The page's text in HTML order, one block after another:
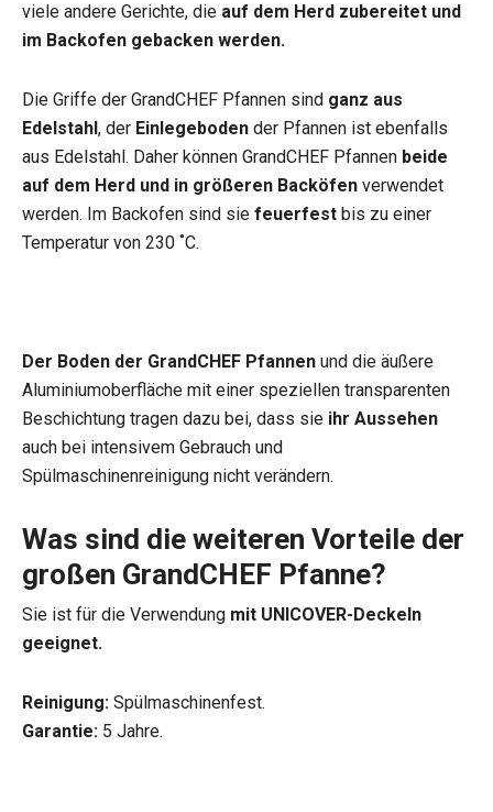
viele andere Gerichte, die auf dem Herd zubereitet und
im Backofen gebacken werden.
Die Griffe der GrandCHEF Pfannen sind ganz aus
Edelstahl, der Einlegeboden der Pfannen ist ebenfalls
aus Edelstahl. Daher können GrandCHEF Pfannen beide
auf dem Herd und in größeren Backöfen verwendet
werden. Im Backofen sind sie feuerfest bis zu einer
Temperatur von 230 ˚C.
Der Boden der GrandCHEF Pfannen und die äußere
Aluminiumoberfläche mit einer speziellen transparenten
Beschichtung tragen dazu bei, dass sie ihr Aussehen
auch bei intensivem Gebrauch und
Spülmaschinenreinigung nicht verändern.
Was sind die weiteren Vorteile der
großen GrandCHEF Pfanne?
Sie ist für die Verwendung mit UNICOVER-Deckeln
geeignet.
Reinigung: Spülmaschinenfest.
Garantie: 5 Jahre.